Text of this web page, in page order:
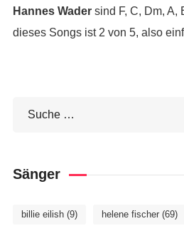
Hannes Wadersind F, C, Dm, A,
dieses Songs ist 2 von 5, also
Sänger
billie eilish(9) helene fischer(69)